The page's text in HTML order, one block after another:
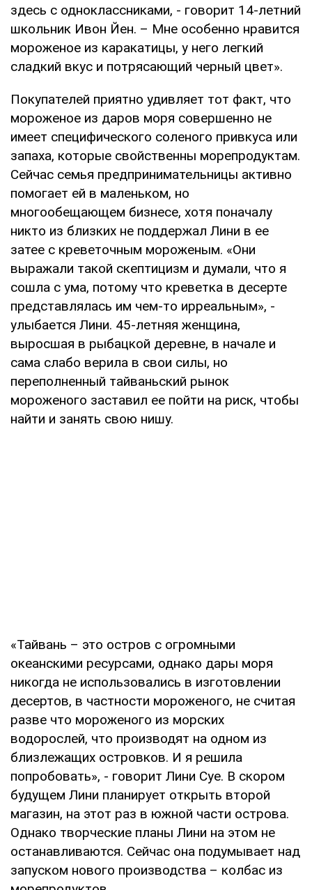
здесь с одноклассниками, - говорит 14-летний
школьник Ивон Йен. – Мне особенно нравится
мороженое из каракатицы, у него легкий
сладкий вкус и потрясающий черный цвет».
Покупателей приятно удивляет тот факт, что
мороженое из даров моря совершенно не
имеет специфического соленого привкуса или
запаха, которые свойственны морепродуктам.
Сейчас семья предпринимательницы активно
помогает ей в маленьком, но
многообещающем бизнесе, хотя поначалу
никто из близких не поддержал Лини в ее
затее с креветочным мороженым. «Они
выражали такой скептицизм и думали, что я
сошла с ума, потому что креветка в десерте
представлялась им чем-то ирреальным», -
улыбается Лини. 45-летняя женщина,
выросшая в рыбацкой деревне, в начале и
сама слабо верила в свои силы, но
переполненный тайваньский рынок
мороженого заставил ее пойти на риск, чтобы
найти и занять свою нишу.
«Тайвань – это остров с огромными
океанскими ресурсами, однако дары моря
никогда не использовались в изготовлении
десертов, в частности мороженого, не считая
разве что мороженого из морских
водорослей, что производят на одном из
близлежащих островков. И я решила
попробовать», - говорит Лини Суе. В скором
будущем Лини планирует открыть второй
магазин, на этот раз в южной части острова.
Однако творческие планы Лини на этом не
останавливаются. Сейчас она подумывает над
запуском нового производства – колбас из